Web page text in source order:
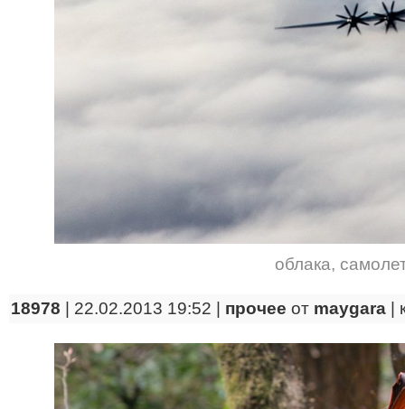
облака, самолет
18978 | 22.02.2013 19:52 | прочее от maygara